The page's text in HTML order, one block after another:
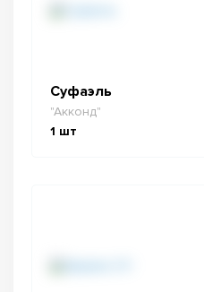
Суфаэль
"Акконд"
1 шт